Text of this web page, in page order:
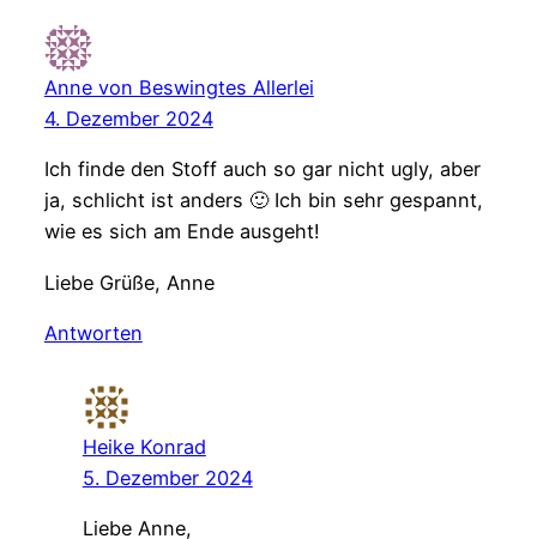
Anne von Beswingtes Allerlei
4. Dezember 2024
Ich finde den Stoff auch so gar nicht ugly, aber
ja, schlicht ist anders 🙂 Ich bin sehr gespannt,
wie es sich am Ende ausgeht!
Liebe Grüße, Anne
Antworten
Heike Konrad
5. Dezember 2024
Liebe Anne,